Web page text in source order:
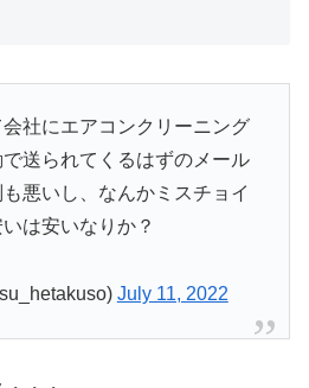
社にエアコンクリーニング
送られてくるはずのメール
悪いし、なんかミスチョイ
は安いなりか？
July 11, 2022